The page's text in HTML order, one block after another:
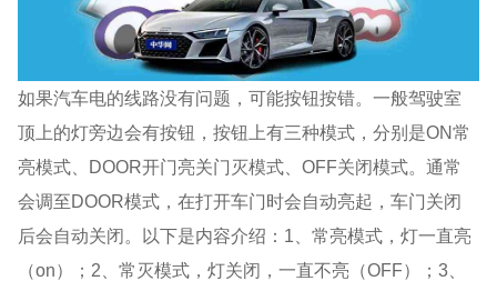
如果汽车电的线路没有问题，可能按钮按错。一般驾驶室
顶上的灯旁边会有按钮，按钮上有三种模式，分别是ON常
亮模式、DOOR开门亮关门灭模式、OFF关闭模式。通常
会调至DOOR模式，在打开车门时会自动亮起，车门关闭
后会自动关闭。以下是内容介绍：1、常亮模式，灯一直亮
（on）；2、常灭模式，灯关闭，一直不亮（OFF）；3、